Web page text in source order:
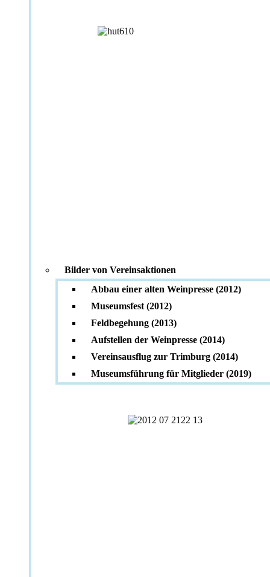
Bilder von Vereinsaktionen
Abbau einer alten Weinpresse (2012)
Museumsfest (2012)
Feldbegehung (2013)
Aufstellen der Weinpresse (2014)
Vereinsausflug zur Trimburg (2014)
Museumsführung für Mitglieder (2019)